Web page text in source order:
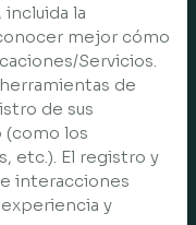
la
mejor cómo
Servicios.
de
de sus
(como los
etc.). El registro y
interacciones
y